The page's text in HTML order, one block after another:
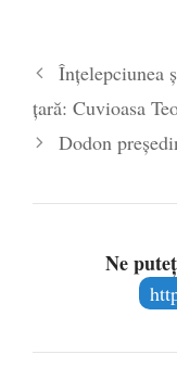
Înţelepciunea
ţară: Cuvioasa
Dodon
Ne